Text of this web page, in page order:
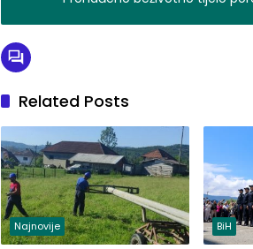
Related Posts
Najnovije BiH